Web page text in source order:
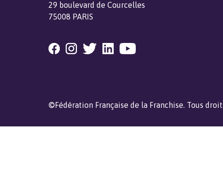
29 boulevard de Courcelles
75008 PARIS
©Fédération Française de la Franchise. Tous